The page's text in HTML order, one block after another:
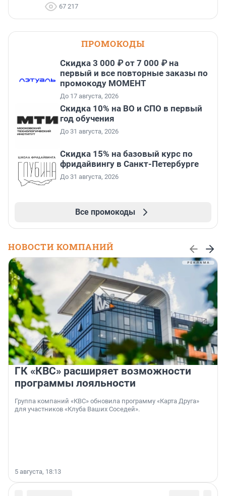
67 217
ПРОМОКОДЫ
Скидка 3 000 ₽ от 7 000 ₽ на
первый и все повторные заказы по
промокоду МОМЕНТ
До 17 августа, 2026
Скидка 10% на ВО и СПО в первый
год обучения
До 31 августа, 2026
Скидка 15% на базовый курс по
фридайвингу в Санкт-Петербурге
До 31 августа, 2026
Все промокоды
НОВОСТИ КОМПАНИЙ
ГК «КВС» расширяет возможности
программы лояльности
Группа компаний «КВС» обновила программу «Карта Друга»
для участников «Клуба Ваших Соседей».
5 августа, 18:13